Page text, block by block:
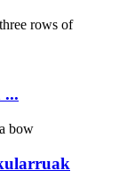
...